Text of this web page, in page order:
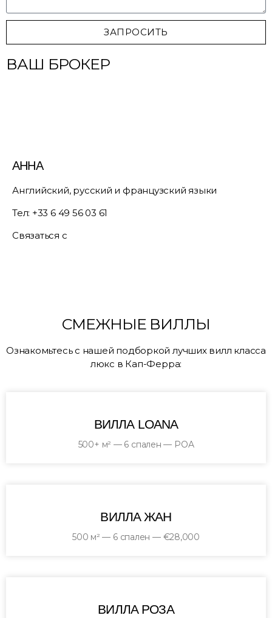
ЗАПРОСИТЬ
ВАШ БРОКЕР
АННА
Английский, русский и французский языки
Тел: +33 6 49 56 03 61
Связаться с
СМЕЖНЫЕ ВИЛЛЫ
Ознакомьтесь с нашей подборкой лучших вилл класса
люкс в Кап-Ферра:
ВИЛЛА LOANA
500+ м² — 6 спален — POA
ВИЛЛА ЖАН
500 м² — 6 спален — €28,000
ВИЛЛА РОЗА